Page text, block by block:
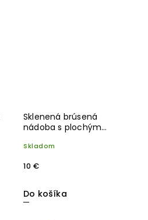
Sklenená brúsená
nádoba s plochým
Skladom
10 €
Do košíka